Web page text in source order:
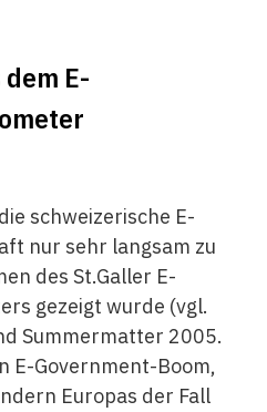
E-
schweizerische E-
nur sehr langsam zu
des St.Galler E-
gezeigt wurde (vgl.
Summermatter 2005.
E-Government-Boom,
Europas der Fall